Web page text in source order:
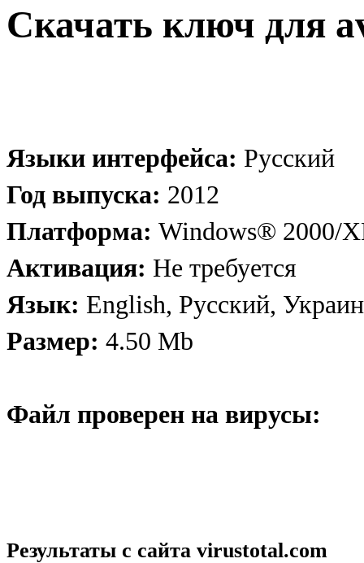
Скачать ключ для
Языки интерфейса: Русский
Год выпуска: 2012
Платформа: Windows® 2000/
Активация: Не требуется
Язык: English, Русский,
Размер: 4.50 Mb
Файл проверен на вирусы:
Результаты с сайта virustotal.com